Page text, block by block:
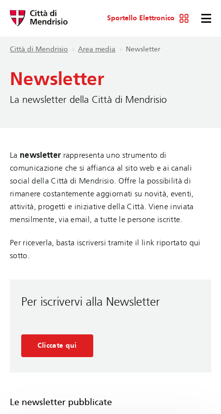
Sportello Elettronico
Città di Mendrisio Area media Newsletter
Newsletter
La newsletter della Città di Mendrisio
La newsletter rappresenta uno strumento di
comunicazione che si affianca al sito web e ai canali
social della Città di Mendrisio. Offre la possibilità di
rimanere costantemente aggiornati su novità, eventi,
attività, progetti e iniziative della Città. Viene inviata
mensilmente, via email, a tutte le persone iscritte.
Per riceverla, basta iscriversi tramite il link riportato qui
sotto.
Per iscrivervi alla Newsletter
Cliccate qui
Le newsletter pubblicate